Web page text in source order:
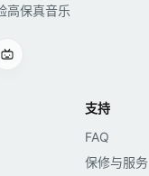
高保真音乐
支持
FAQ
保修与服务